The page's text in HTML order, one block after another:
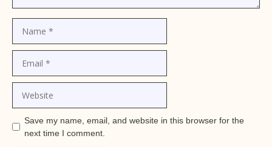
Save my name, email, and website in this browser for the
next time I comment.